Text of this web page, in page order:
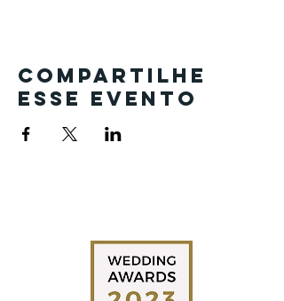
Compartilhe
esse evento